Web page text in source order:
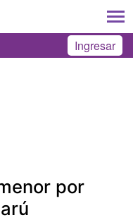
Ingresar
por